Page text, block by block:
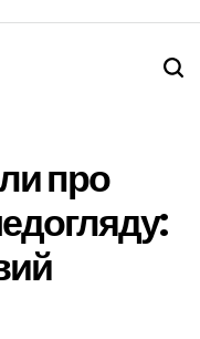
про